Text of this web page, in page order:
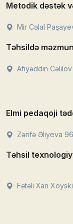
Metodik dəstək
Mir Cəlal
Təhsildə
Afiyəddin
Elmi pedaqoji
Zərifə Əliyeva 96
Təhsil
Fətəli Xan